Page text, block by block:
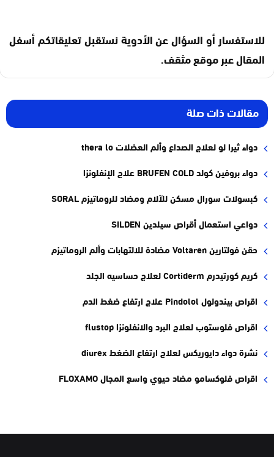
للاستفسار أو السؤال عن الأدوية نستقبل تعليقاتكم أسفل
المقال عبر موقع مثقف.
مقالات ذات صلة
دواء ثيرا لو لعلاج الصداع وألم العضلات thera lo
دواء بروفين كولد BRUFEN COLD علاج الإنفلونزا
كبسولات سورال مسكن للآلام ومضاد للروماتيزم SORAL
دواعي استعمال أقراص سيلدين SILDEN
حقن فولتارين Voltaren مضادة للالتهابات وألم الروماتيزم
كريم كورتيدرم Cortiderm لعلاج حساسيه الجلد
اقراص بيندولول Pindolol علاج ارتفاع ضغط الدم
اقراص فلوستوب لعلاج البرد والانفلونزا flustop
نشرة دواء دايوريكس لعلاج ارتفاع الضغط diurex
اقراص فلوكسامو مضاد حيوي واسع المجال FLOXAMO